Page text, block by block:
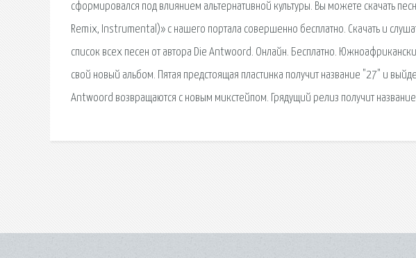
сформировался под влиянием альтернативной культуры. Вы можете скачать
Remix, Instrumental)» с нашего портала совершенно бесплатно. Скачать и
список всех песен от автора Die Antwoord. Онлайн. Бесплатно.
свой новый альбом. Пятая предстоящая пластинка получит название "27" и
Antwoord возвращаются с новым микстейпом. Грядущий релиз получит